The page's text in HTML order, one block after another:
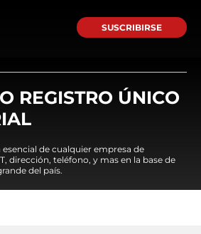
SUSCRIBIRSE
REGISTRO ÚNICO
de cualquier empresa de
dirección, teléfono, y mas en la base de
del país.